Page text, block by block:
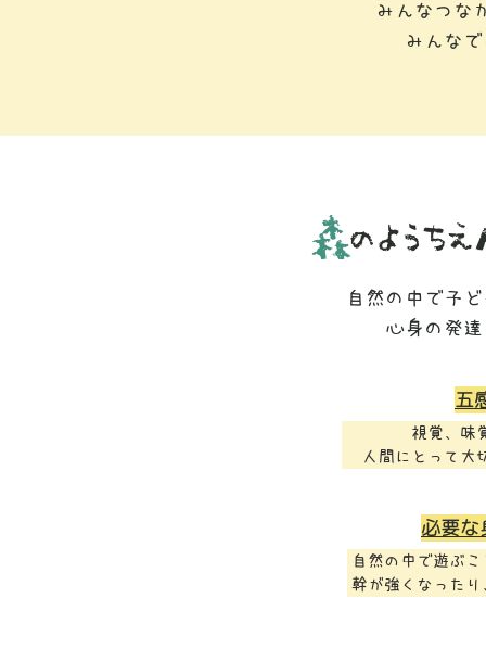
みんなつな
みんな
森のようち
自然の中で子
心身の発
五
視覚、味
人間にとって大
特別な活動をし
だけで幼児期に必
必要
自然の中で遊ぶ
幹が強くなった